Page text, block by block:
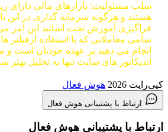
سلب مسئولیت: بازارهای مالی دارای
هستند و هرگونه سرمایه گذاری در این
فراگیری آموزش تحت اساتید این امر
تمامی معاملاتی که با استفاده
انجام می دهید بر عهده خودتان است و
اندیکاتور های سایت تنها به تحلیل
کپی‌رایت 2026 هوش فعال
ارتباط با پشتیبانی هوش فعال
ارتباط با پشتیبانی هوش فعال